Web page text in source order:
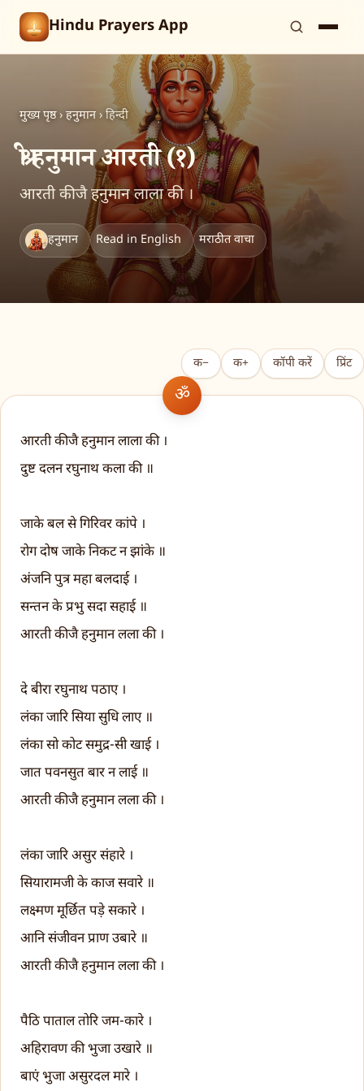
Hindu Prayers App
मुख्य पृष्ठ › हनुमान › हिन्दी
श्री हनुमान आरती (१)
आरती कीजै हनुमान लाला की ।
हनुमान Read in English मराठीत वाचा
क− क+ कॉपी करें प्रिंट
आरती कीजै हनुमान लाला की ।
दुष्ट दलन रघुनाथ कला की ॥
जाके बल से गिरिवर कांपे ।
रोग दोष जाके निकट न झांके ॥
अंजनि पुत्र महा बलदाई ।
सन्तन के प्रभु सदा सहाई ॥
आरती कीजै हनुमान लला की ।
दे बीरा रघुनाथ पठाए ।
लंका जारि सिया सुधि लाए ॥
लंका सो कोट समुद्र-सी खाई ।
जात पवनसुत बार न लाई ॥
आरती कीजै हनुमान लला की ।
लंका जारि असुर संहारे ।
सियारामजी के काज सवारे ॥
लक्ष्मण मूर्छित पड़े सकारे ।
आनि संजीवन प्राण उबारे ॥
आरती कीजै हनुमान लला की ।
पैठि पाताल तोरि जम-कारे ।
अहिरावण की भुजा उखारे ॥
बाएं भुजा असुरदल मारे ।